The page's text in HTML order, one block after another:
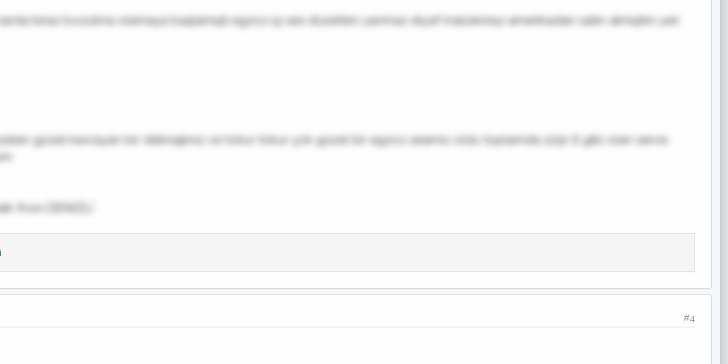
biraz bozulma olamaya başlamıştı egzoz içi ses düzelten yanmaz elyaf malzemeyi amerikadan satın almıştım yeri
güzel kavrayan bir debriajimız ve tokur tokur çok güzel bir egzoz sesimiz oldu toplamda 1250 tl gibi olan servis
from DENİZLİ
#4